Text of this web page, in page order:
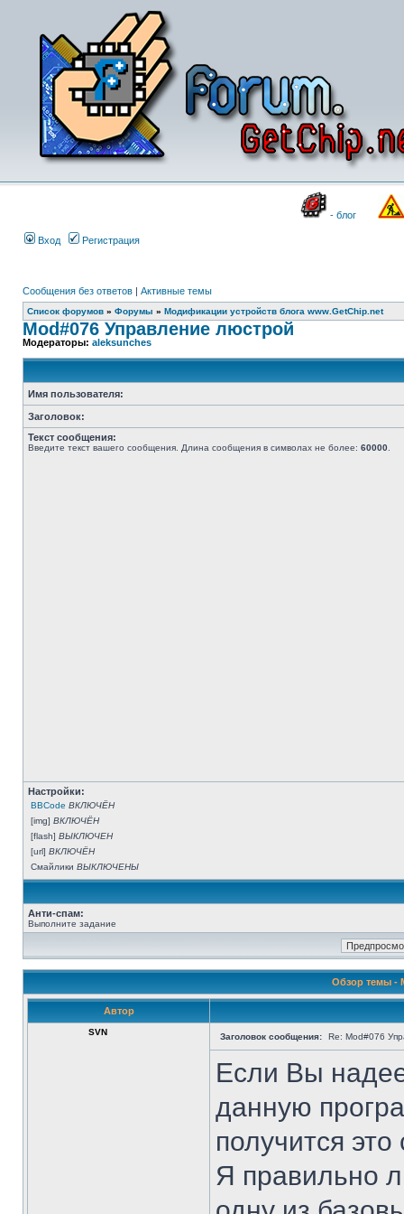
- блог
Вход Регистрация
Сообщения без ответов | Активные темы
Список форумов » Форумы » Модификации устройств блога www.GetChip.net
Mod#076 Управление люстрой
Модераторы: aleksunches
Имя пользователя:
Заголовок:
Текст сообщения:
Введите текст вашего сообщения. Длина сообщения в символах не более: 60000
Настройки:
BBCode ВКЛЮЧЁН
[img] ВКЛЮЧЁН
[flash] ВЫКЛЮЧЕН
[url] ВКЛЮЧЁН
Смайлики ВЫКЛЮЧЕНЫ
Анти-спам:
Выполните задание
Обзор темы -
Автор
SVN Заголовок сообщения: Re: Mod#076
Если Вы
данную
получится это
Я правильно